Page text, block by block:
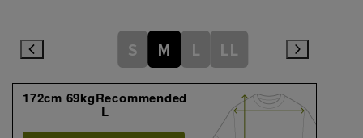
S M L LL
172cm 69kgRecommended
L